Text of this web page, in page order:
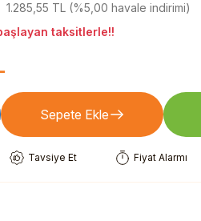
1.285,55 TL (%5,00 havale indirimi)
taksitlerle!!
Sepete Ekle
Tavsiye Et Fiyat Alarmı